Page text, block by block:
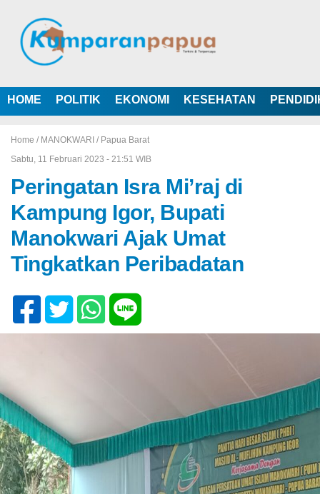
HOME POLITIK EKONOMI KESEHATAN
Home / MANOKWARI / Papua Barat
Sabtu, 11 Februari 2023 - 21:51 WIB
Peringatan Isra Mi’raj di
Kampung Igor, Bupati
Manokwari Ajak Umat
Tingkatkan Peribadatan